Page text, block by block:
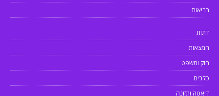
בריאות
דתות
המצאות
חוק ומשפט
כלבים
דיאטה ותזונה